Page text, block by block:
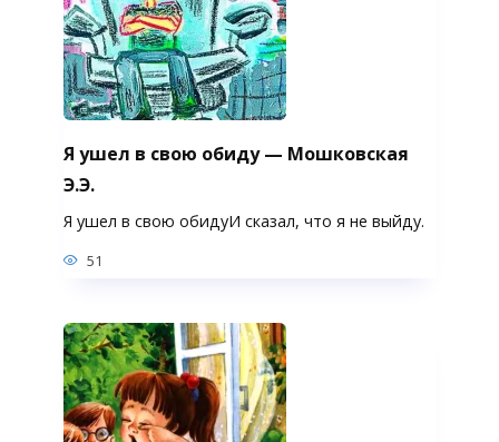
Я ушел в свою обиду — Мошковская
Э.Э.
Я ушел в свою обидуИ сказал, что я не выйду.
51